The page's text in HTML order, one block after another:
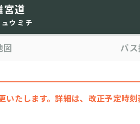
宮道
ウミチ
図 バス
たします。詳細は、改正予定時刻